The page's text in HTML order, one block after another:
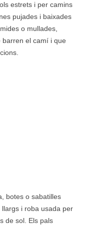
estrets i per camins
pujades i baixades
o mullades,
barren el camí i que
botes o sabatilles
i roba usada per
de sol. Els pals